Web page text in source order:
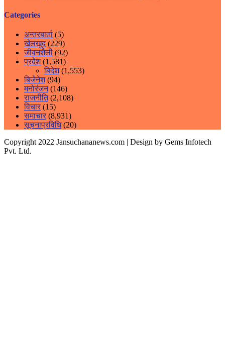
Categories
अन्तरबार्ता (5)
खेलखुद(229)
जीवनशैली (92)
प्रदेश(1,581)
बिदेश(1,553)
बिजेनेश(94)
मनोरंजन(146)
राजनीति(2,108)
विचार(15)
समाचार(8,931)
सूचनाप्रविधि(20)
Copyright 2022 Jansuchananews.com | Design by Gems Infotech
Pvt. Ltd.